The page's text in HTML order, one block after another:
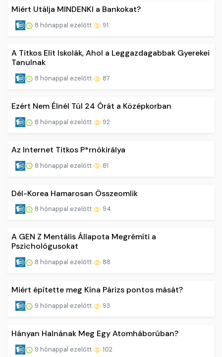
Miért Utálja MINDENKI a Bankokat?
8 hónappal ezelőtt 91
A Titkos Elit Iskolák, Ahol a Leggazdagabbak Gyerekei
Tanulnak
8 hónappal ezelőtt 87
Ezért Nem Élnél Túl 24 Órát a Középkorban
8 hónappal ezelőtt 92
Az Internet Titkos P*rnókirálya
8 hónappal ezelőtt 81
Dél-Korea Hamarosan Összeomlik
8 hónappal ezelőtt 94
A GEN Z Mentális Állapota Megrémíti a
Pszichológusokat
8 hónappal ezelőtt 88
Miért építette meg Kína Párizs pontos mását?
9 hónappal ezelőtt 93
Hányan Halnának Meg Egy Atomháborúban?
9 hónappal ezelőtt 102